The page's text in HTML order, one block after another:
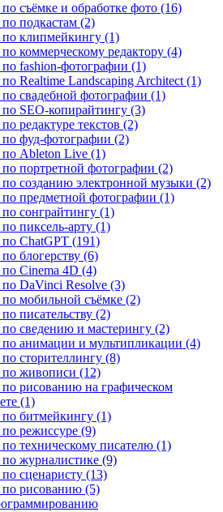
съёмке и обработке фото (16)
подкастам (2)
клипмейкингу (1)
коммерческому редактору (4)
fashion-фотографии (1)
Realtime Landscaping Architect (1)
свадебной фотографии (1)
SEO-копирайтингу (3)
редактуре текстов (2)
фуд-фотографии (2)
Ableton Live (1)
портретной фотографии (2)
созданию электронной музыки (2)
предметной фотографии (1)
сонграйтингу (1)
пиксель-арту (1)
ChatGPT (191)
блогерству (6)
Cinema 4D (4)
DaVinci Resolve (3)
мобильной съёмке (2)
писательству (2)
сведению и мастерингу (2)
анимации и мультипликации (4)
сторителлингу (8)
живописи (12)
рисованию на графическом
(1)
битмейкингу (1)
режиссуре (9)
техническому писателю (1)
журналистике (9)
сценаристу (13)
рисованию (5)